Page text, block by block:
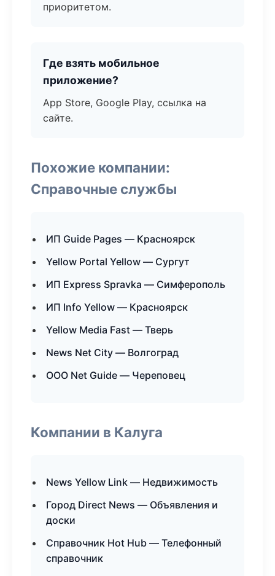
приоритетом.
Где взять мобильное
приложение?
App Store, Google Play, ссылка на
сайте.
Похожие компании:
Справочные службы
ИП Guide Pages — Красноярск
Yellow Portal Yellow — Сургут
ИП Express Spravka — Симферополь
ИП Info Yellow — Красноярск
Yellow Media Fast — Тверь
News Net City — Волгоград
ООО Net Guide — Череповец
Компании в Калуга
News Yellow Link — Недвижимость
Город Direct News — Объявления и
доски
Справочник Hot Hub — Телефонный
справочник